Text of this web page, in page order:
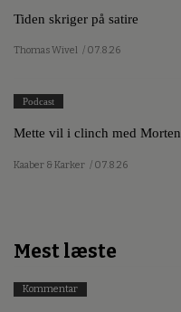
Tiden skriger på satire
Thomas Wivel / 07.8.26
Podcast
Mette vil i clinch med Morten
Kaaber & Karker / 07.8.26
Mest læste
Kommentar